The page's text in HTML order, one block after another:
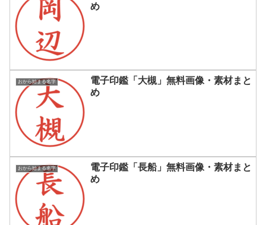
め
おから始まる名字
電子印鑑「大槻」無料画像・素材まと
め
おから始まる名字
電子印鑑「長船」無料画像・素材まと
め